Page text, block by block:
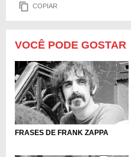
COPIAR
VOCÊ PODE GOSTAR
FRASES DE FRANK ZAPPA